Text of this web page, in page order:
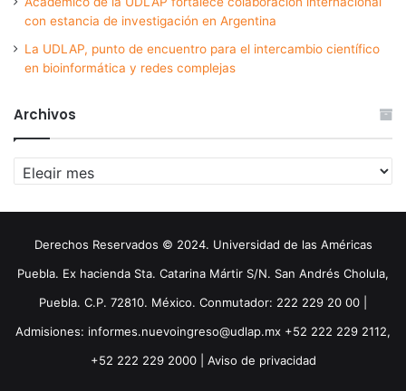
con estancia de investigación en Argentina
La UDLAP, punto de encuentro para el intercambio científico
en bioinformática y redes complejas
Archivos
Archivos
Derechos Reservados © 2024. Universidad de las Américas
Puebla. Ex hacienda Sta. Catarina Mártir S/N. San Andrés Cholula,
Puebla. C.P. 72810. México. Conmutador: 222 229 20 00 |
Admisiones: informes.nuevoingreso@udlap.mx +52 222 229 2112,
+52 222 229 2000 | Aviso de privacidad